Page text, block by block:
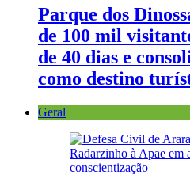
Parque dos
de 100 mil
de 40 dias e
como destino
Geral